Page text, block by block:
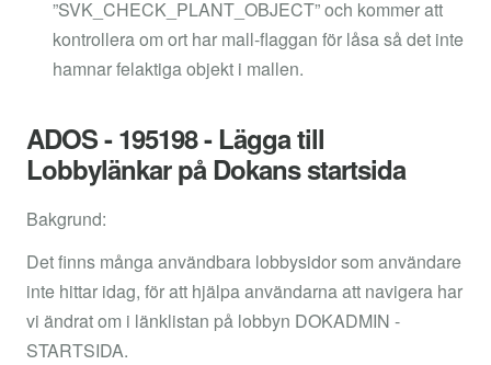
”SVK_CHECK_PLANT_OBJECT” och kommer att
kontrollera om ort har mall-flaggan för låsa så det inte
hamnar felaktiga objekt i mallen.
ADOS - 195198 - Lägga till
Lobbylänkar på Dokans startsida
Bakgrund:
Det finns många användbara lobbysidor som användare
inte hittar idag, för att hjälpa användarna att navigera har
vi ändrat om i länklistan på lobbyn DOKADMIN -
STARTSIDA.